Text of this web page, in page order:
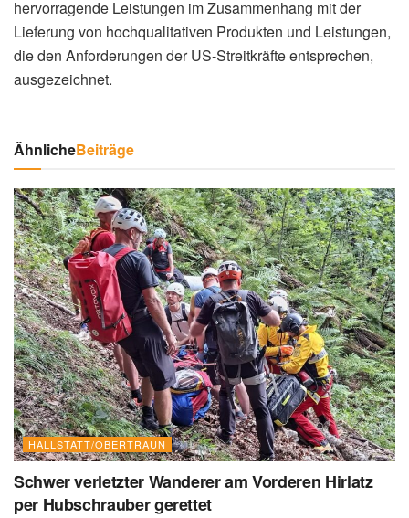
hervorragende Leistungen im Zusammenhang mit der
Lieferung von hochqualitativen Produkten und Leistungen,
die den Anforderungen der US-Streitkräfte entsprechen,
ausgezeichnet.
ÄhnlicheBeiträge
HALLSTATT/OBERTRAUN
Schwer verletzter Wanderer am Vorderen Hirlatz
per Hubschrauber gerettet